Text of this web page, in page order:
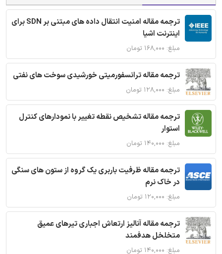
ترجمه مقاله امنیت انتقال داده های مبتنی بر SDN برای
اینترنت اشیا
مبلغ: ۱۶۸,۰۰۰ تومان
ترجمه مقاله ترانسفورمیتی خورشیدی سوخت های نفتی
مبلغ: ۱۲۸,۰۰۰ تومان
ترجمه مقاله تشخیص نقطه تغییر با نمودارهای کنترل
استوار
مبلغ: ۱۴۰,۰۰۰ تومان
ترجمه مقاله ظرفیت باربری یک گروه از ستون های سنگی
در خاک نرم
مبلغ: ۱۲۰,۰۰۰ تومان
ترجمه مقاله آنالیز ارتعاش اجباری تیرهای عمیق
متخلخل هدفمند
مبلغ: ۱۴۰,۰۰۰ تومان